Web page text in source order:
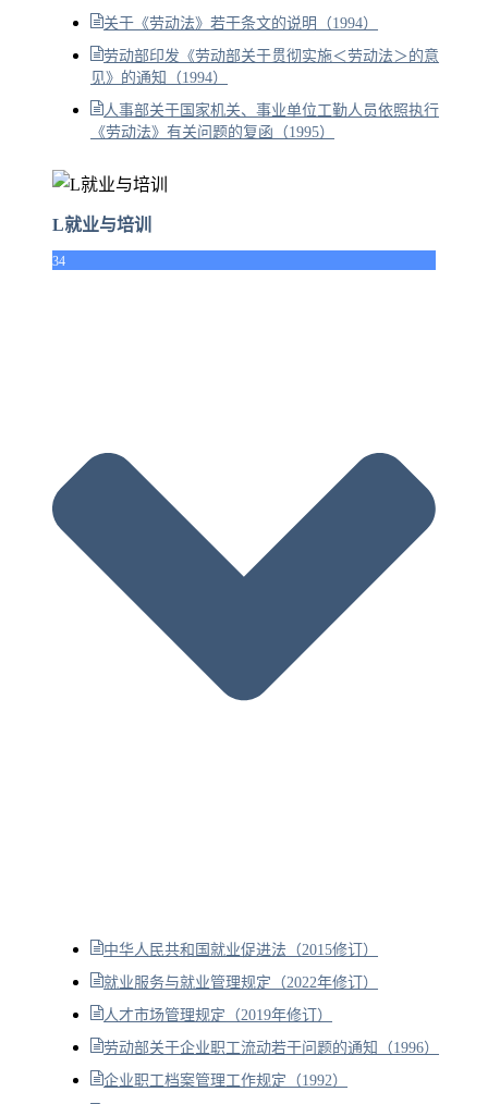
关于《劳动法》若干条文的说明（1994）
劳动部印发《劳动部关于贯彻实施＜劳动法＞的意
见》的通知（1994）
人事部关于国家机关、事业单位工勤人员依照执行
《劳动法》有关问题的复函（1995）
L就业与培训
34
中华人民共和国就业促进法（2015修订）
就业服务与就业管理规定（2022年修订）
人才市场管理规定（2019年修订）
劳动部关于企业职工流动若干问题的通知（1996）
企业职工档案管理工作规定（1992）